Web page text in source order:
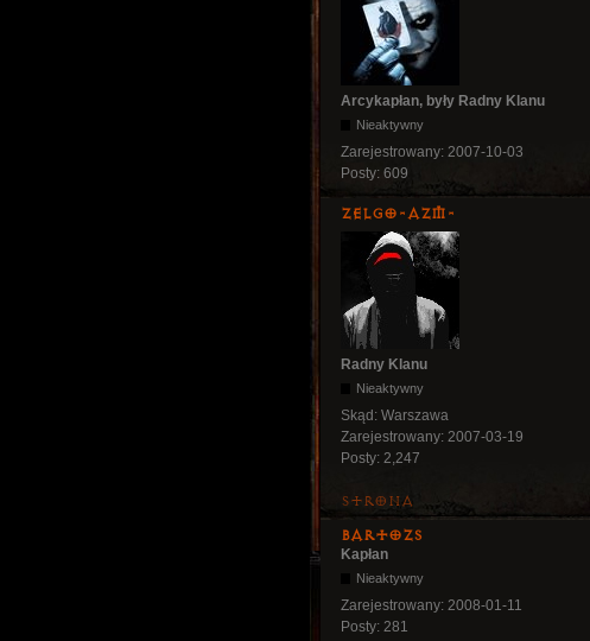
Arcykapłan, były Radny Klanu
Nieaktywny
Zarejestrowany: 2007-10-03
Posty: 609
ZelgO-AZM-
Radny Klanu
Nieaktywny
Skąd: Warszawa
Zarejestrowany: 2007-03-19
Posty: 2,247
Strona
bartozs
Kapłan
Nieaktywny
Zarejestrowany: 2008-01-11
Posty: 281